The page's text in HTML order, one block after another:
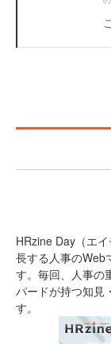
HRzine Day（エ
長する人事のWeb
す。毎回、人事の
パードが持つ知見
す。